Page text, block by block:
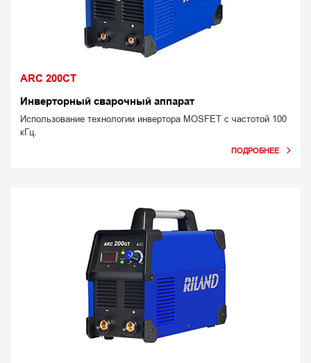
ARC 200CT
Инверторный сварочный аппарат
Использование технологии инвертора MOSFET с частотой 100
кГц.